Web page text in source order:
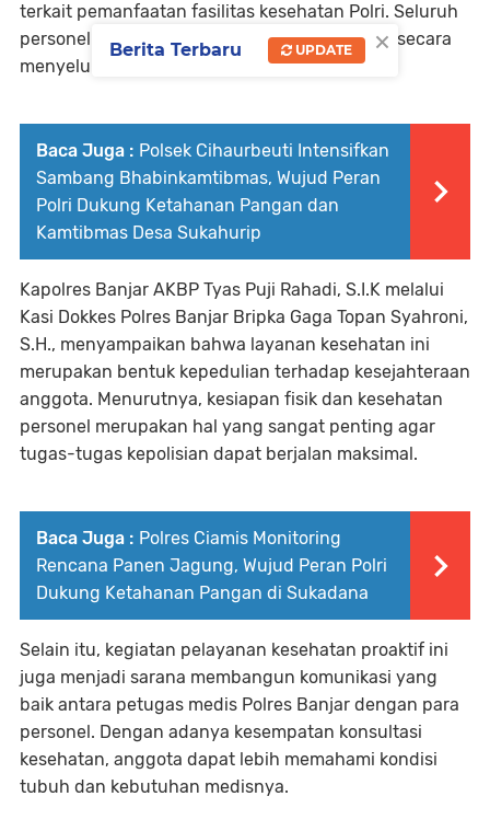
terkait pemanfaatan fasilitas kesehatan Polri. Seluruh
personel yang hadir mendapatkan pelayanan secara
menyeluruh dengan pendekatan humanis.
Baca Juga : Polsek Cihaurbeuti Intensifkan
Sambang Bhabinkamtibmas, Wujud Peran
Polri Dukung Ketahanan Pangan dan
Kamtibmas Desa Sukahurip
Kapolres Banjar AKBP Tyas Puji Rahadi, S.I.K melalui
Kasi Dokkes Polres Banjar Bripka Gaga Topan Syahroni,
S.H., menyampaikan bahwa layanan kesehatan ini
merupakan bentuk kepedulian terhadap kesejahteraan
anggota. Menurutnya, kesiapan fisik dan kesehatan
personel merupakan hal yang sangat penting agar
tugas-tugas kepolisian dapat berjalan maksimal.
Baca Juga : Polres Ciamis Monitoring
Rencana Panen Jagung, Wujud Peran Polri
Dukung Ketahanan Pangan di Sukadana
Selain itu, kegiatan pelayanan kesehatan proaktif ini
juga menjadi sarana membangun komunikasi yang
baik antara petugas medis Polres Banjar dengan para
personel. Dengan adanya kesempatan konsultasi
kesehatan, anggota dapat lebih memahami kondisi
tubuh dan kebutuhan medisnya.
×
Berita Terbaru UPDATE